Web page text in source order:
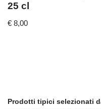
25 cl
€ 8,00
Prodotti tipici selezionati